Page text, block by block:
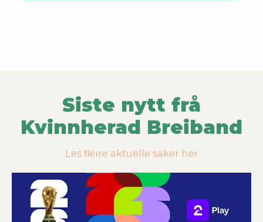
Siste nytt frå
Kvinnherad Breiband
Les fleire aktuelle saker her